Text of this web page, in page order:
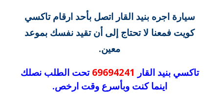
سيارة اجره بنيد القار اتصل بأحد ارقام تاكسي
كويت فمعنا لا تحتاج إلى أن تقيد نفسك بموعد
معين.
تاكسي بنيد القار 69694241 تحت الطلب نصلك
اينما كنت وبأسرع وقت ارخص.